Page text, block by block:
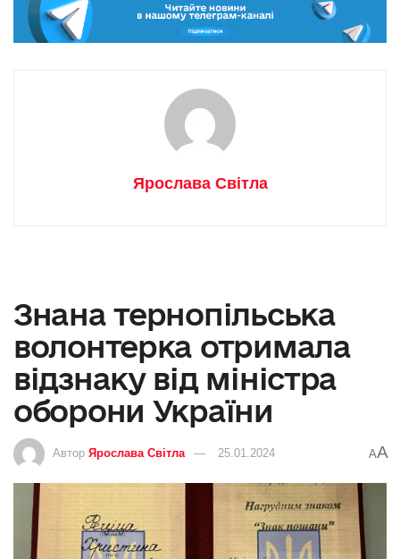
Ярослава Світла
Знана тернопільська
волонтерка отримала
відзнаку від міністра
оборони України
Автор Ярослава Світла 25.01.2024 AA